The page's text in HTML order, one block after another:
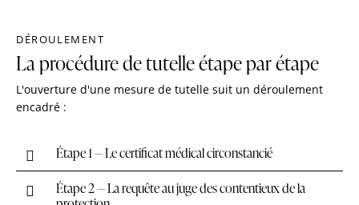
DÉROULEMENT
La procédure de tutelle étape par étape
L'ouverture d'une mesure de tutelle suit un déroulement
encadré :
Étape 1 — Le certificat médical circonstancié
Étape 2 — La requête au juge des contentieux de la